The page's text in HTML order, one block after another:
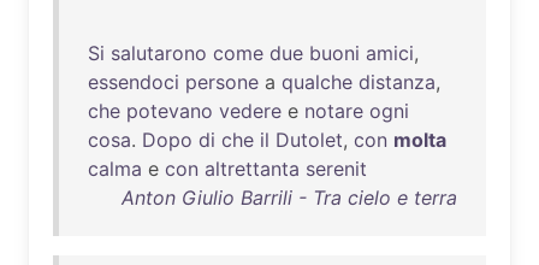
Si salutarono come due buoni amici,
essendoci persone a qualche distanza,
che potevano vedere e notare ogni
cosa. Dopo di che il Dutolet, con molta
calma e con altrettanta serenit
Anton Giulio Barrili - Tra cielo e terra